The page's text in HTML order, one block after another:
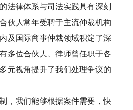
法律体系与司法实践具有深刻
伙人常年受聘于主流仲裁机构
及国际商事仲裁领域积淀了深
多位合伙人、律师曾任职于各
元视角提升了我们处理争议的
，我们能够根据案件需要，快